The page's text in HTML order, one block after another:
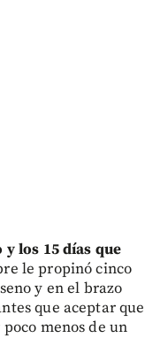
los 15 días que
le propinó cinco
y en el brazo
que aceptar que
menos de un